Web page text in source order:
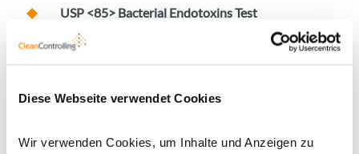
Diese Webseite verwendet Cookies
Wir verwenden Cookies, um Inhalte und Anzeigen zu
USP <85> Bacterial Endotoxins Test
Ph. Eur. 2.6.14 Bacterial Endotoxins
wie beispielsweise Arzneimitteln oder Medizinprodukten,